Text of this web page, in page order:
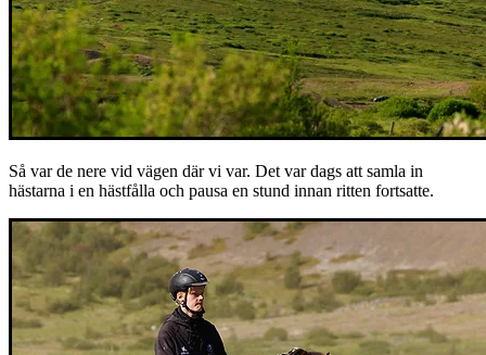
Så var de nere vid vägen där vi var. Det var dags att samla in
hästarna i en hästfålla och pausa en stund innan ritten fortsatte.